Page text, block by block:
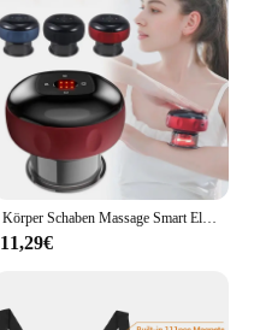
Körper Schaben Massage Smart Elektrische Vakuum Schröpfen Heizung Saugnapf Gerät Nacken Arm Massager
11,29€